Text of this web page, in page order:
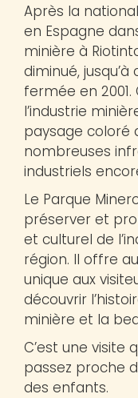
Après la
en Espagne
minière à
diminué,
fermée en
l’industrie
paysage coloré
nombreuses
industriels
Le Parque
préserver et
et culturel de
région. Il offre
unique aux
découvrir
minière et la
C’est une visite
passez proche
des enfants.